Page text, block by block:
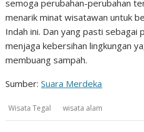
semoga perubahan-perubahan
menarik minat wisatawan untuk
Indah ini. Dan yang pasti sebagai
menjaga kebersihan lingkungan
membuang sampah.
Sumber:Suara Merdeka
Wisata Tegal wisata alam